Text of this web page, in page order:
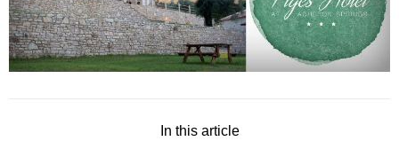
In this article